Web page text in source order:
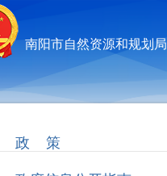
南阳市自然资源和规划局
政 策